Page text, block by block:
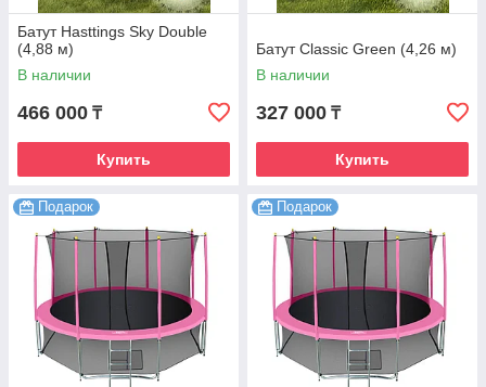
Батут Hasttings Sky Double
(4,88 м)
В наличии
466 000 ₸
Купить
Батут Classic Green (4,26 м)
В наличии
327 000 ₸
Купить
Подарок Подарок